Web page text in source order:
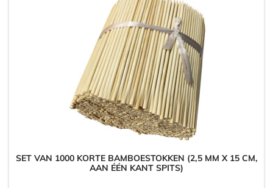
SET VAN 1000 KORTE BAMBOESTOKKEN (2,5 MM X 15 CM,
AAN ÉÉN KANT SPITS)